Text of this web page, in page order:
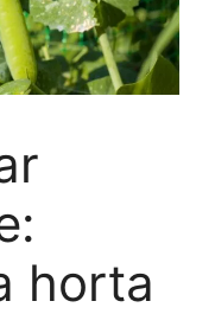
horta